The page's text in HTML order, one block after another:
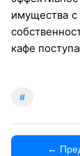
имущества с
кафе
#
←